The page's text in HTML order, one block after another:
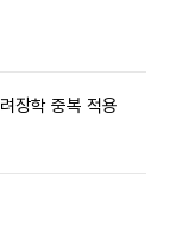
장학 중복 적용